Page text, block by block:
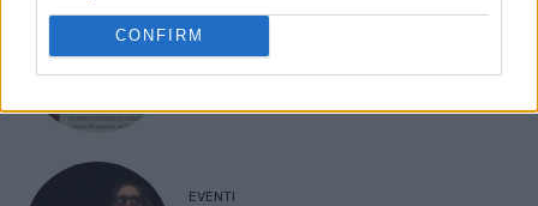
CONFIRMEVENTI
Berici in Festival 2026: a Lonigo “Little
Italy, sulla strada del sogno”
EVENTI